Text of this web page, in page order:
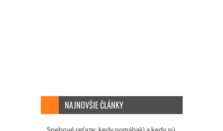
NAJNOVŠIE ČLÁNKY
Snehové reťaze: kedy pomáhajú a kedy sú